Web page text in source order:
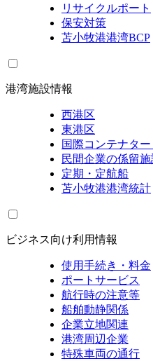
リサイクルポート
保安対策
苫小牧港港湾BCP
港湾施設情報
西港区
東港区
国際コンテナタ
民間企業の係留施
定期・定航船
苫小牧港港湾統計
ビジネス向け利用情報
使用手続き・料金
ポートサービス
航行時の注意等
船舶動静関係
企業立地関連
港湾周辺企業
特殊車両の通行